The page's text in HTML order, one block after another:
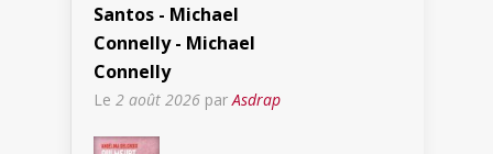
Santos - Michael
Connelly - Michael
Connelly
Le 2 août 2026 parAsdrap